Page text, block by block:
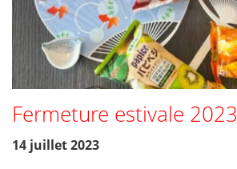
Fermeture estivale 2023
14 juillet 2023